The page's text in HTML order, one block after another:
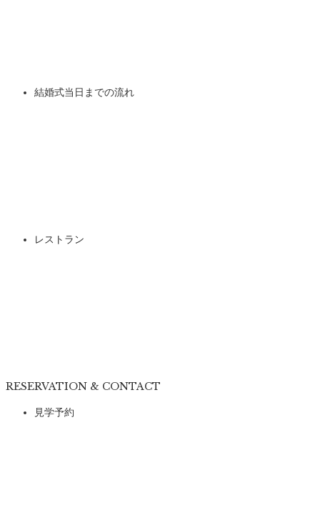
結婚式当日までの流れ
レストラン
RESERVATION & CONTACT
見学予約